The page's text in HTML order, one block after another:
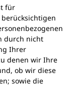
für
durch nicht
Ihrer
denen wir Ihre
ob wir diese
sowie die